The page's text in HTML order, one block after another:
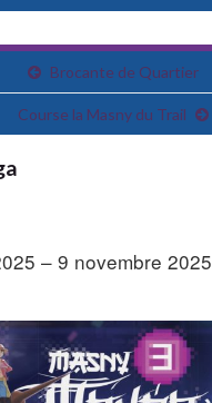
Brocante de Quartier
Course la Masny du Trail
– 9 novembre 2025